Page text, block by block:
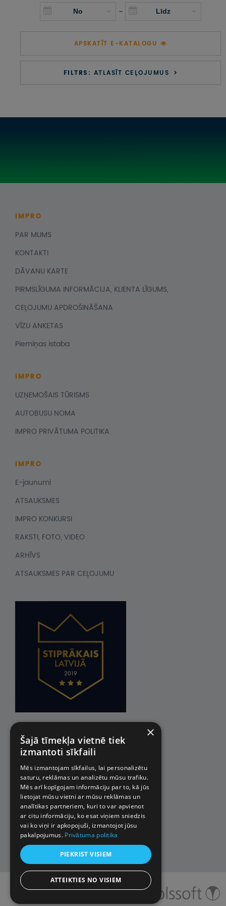
UZŅEMOŠAIS TŪRISMS
IMPRO KONKURSI
PIRMSLĪGUMA INFORMĀCIJA, KLIENTA LĪGUMS,
CEĻOJUMU APDROŠINĀŠANA
-
APSKATĪT E-KATALOGU
FILTRS: ATLASĪT CEĻOJUMUS
IMPRO
PAR MUMS
KONTAKTI
DĀVANU KARTE
PIRMSLĪGUMA INFORMĀCIJA, KLIENTA LĪGUMS,
CEĻOJUMU APDROŠINĀŠANA
VĪZU ANKETAS
Piemiņas istaba
IMPRO
UZŅEMOŠAIS TŪRISMS
AUTOBUSU NOMA
IMPRO PRIVĀTUMA POLITIKA
IMPRO
E-jaunumi
ATSAUKSMES
IMPRO KONKURSI
RAKSTI, FOTO, VIDEO
ARHĪVS
ATSAUKSMES PAR CEĻOJUMU
© 2026 Impro ceļojumi. Visas
tiesības aizsargātas.
×
Šajā tīmekļa vietnē tiek
izmantoti sīkfaili
Mēs izmantojam sīkfailus, lai personalizētu
saturu, reklāmas un analizētu mūsu trafiku.
Mēs arī kopīgojam informāciju par to, kā jūs
lietojat mūsu vietni ar mūsu reklāmas un
analītikas partneriem, kuri to var apvienot
ar citu informāciju, ko esat viņiem sniedzis
vai ko viņi ir apkopojuši, izmantojot jūsu
pakalpojumus. Privātuma politika
PIEKRIST VISIEM
ATTEIKTIES NO VISIEM